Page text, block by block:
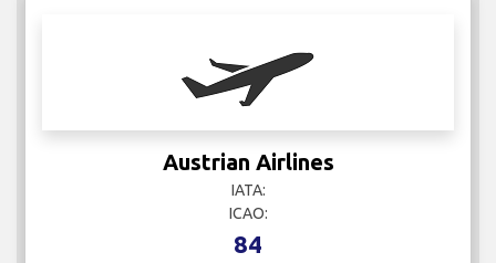
Austrian Airlines
IATA:
ICAO:
84